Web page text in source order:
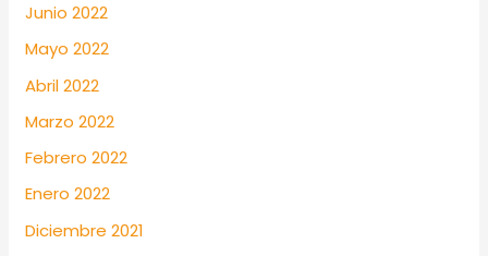
Junio 2022
Mayo 2022
Abril 2022
Marzo 2022
Febrero 2022
Enero 2022
Diciembre 2021